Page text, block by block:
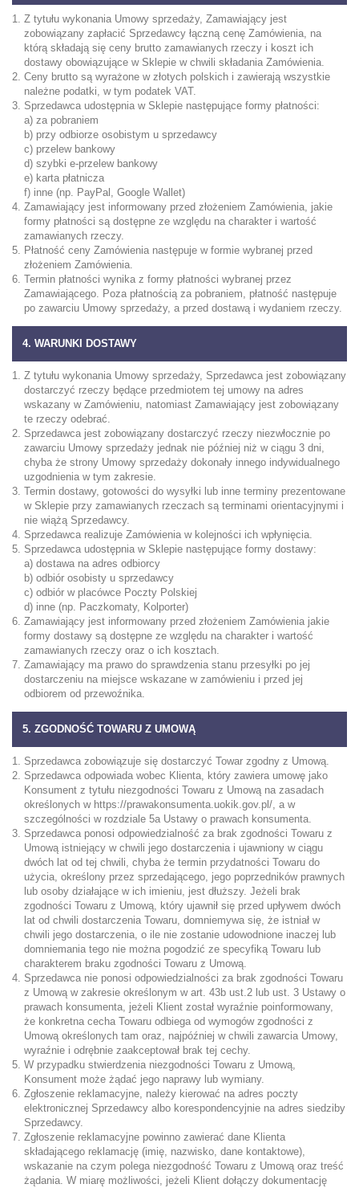
Z tytułu wykonania Umowy sprzedaży, Zamawiający jest
zobowiązany zapłacić Sprzedawcy łączną cenę Zamówienia, na
którą składają się ceny brutto zamawianych rzeczy i koszt ich
dostawy obowiązujące w Sklepie w chwili składania Zamówienia.
Ceny brutto są wyrażone w złotych polskich i zawierają wszystkie
należne podatki, w tym podatek VAT.
Sprzedawca udostępnia w Sklepie następujące formy płatności:
a) za pobraniem
b) przy odbiorze osobistym u sprzedawcy
c) przelew bankowy
d) szybki e-przelew bankowy
e) karta płatnicza
f) inne (np. PayPal, Google Wallet)
Zamawiający jest informowany przed złożeniem Zamówienia, jakie
formy płatności są dostępne ze względu na charakter i wartość
zamawianych rzeczy.
Płatność ceny Zamówienia następuje w formie wybranej przed
złożeniem Zamówienia.
Termin płatności wynika z formy płatności wybranej przez
Zamawiającego. Poza płatnością za pobraniem, płatność następuje
po zawarciu Umowy sprzedaży, a przed dostawą i wydaniem rzeczy.
4. WARUNKI DOSTAWY
Z tytułu wykonania Umowy sprzedaży, Sprzedawca jest zobowiązany
dostarczyć rzeczy będące przedmiotem tej umowy na adres
wskazany w Zamówieniu, natomiast Zamawiający jest zobowiązany
te rzeczy odebrać.
Sprzedawca jest zobowiązany dostarczyć rzeczy niezwłocznie po
zawarciu Umowy sprzedaży jednak nie później niż w ciągu 3 dni,
chyba że strony Umowy sprzedaży dokonały innego indywidualnego
uzgodnienia w tym zakresie.
Termin dostawy, gotowości do wysyłki lub inne terminy prezentowane
w Sklepie przy zamawianych rzeczach są terminami orientacyjnymi i
nie wiążą Sprzedawcy.
Sprzedawca realizuje Zamówienia w kolejności ich wpłynięcia.
Sprzedawca udostępnia w Sklepie następujące formy dostawy:
a) dostawa na adres odbiorcy
b) odbiór osobisty u sprzedawcy
c) odbiór w placówce Poczty Polskiej
d) inne (np. Paczkomaty, Kolporter)
Zamawiający jest informowany przed złożeniem Zamówienia jakie
formy dostawy są dostępne ze względu na charakter i wartość
zamawianych rzeczy oraz o ich kosztach.
Zamawiający ma prawo do sprawdzenia stanu przesyłki po jej
dostarczeniu na miejsce wskazane w zamówieniu i przed jej
odbiorem od przewoźnika.
5. ZGODNOŚĆ TOWARU Z UMOWĄ
Sprzedawca zobowiązuje się dostarczyć Towar zgodny z Umową.
Sprzedawca odpowiada wobec Klienta, który zawiera umowę jako
Konsument z tytułu niezgodności Towaru z Umową na zasadach
określonych w https://prawakonsumenta.uokik.gov.pl/, a w
szczególności w rozdziale 5a Ustawy o prawach konsumenta.
Sprzedawca ponosi odpowiedzialność za brak zgodności Towaru z
Umową istniejący w chwili jego dostarczenia i ujawniony w ciągu
dwóch lat od tej chwili, chyba że termin przydatności Towaru do
użycia, określony przez sprzedającego, jego poprzedników prawnych
lub osoby działające w ich imieniu, jest dłuższy. Jeżeli brak
zgodności Towaru z Umową, który ujawnił się przed upływem dwóch
lat od chwili dostarczenia Towaru, domniemywa się, że istniał w
chwili jego dostarczenia, o ile nie zostanie udowodnione inaczej lub
domniemania tego nie można pogodzić ze specyfiką Towaru lub
charakterem braku zgodności Towaru z Umową.
Sprzedawca nie ponosi odpowiedzialności za brak zgodności Towaru
z Umową w zakresie określonym w art. 43b ust.2 lub ust. 3 Ustawy o
prawach konsumenta, jeżeli Klient został wyraźnie poinformowany,
że konkretna cecha Towaru odbiega od wymogów zgodności z
Umową określonych tam oraz, najpóźniej w chwili zawarcia Umowy,
wyraźnie i odrębnie zaakceptował brak tej cechy.
W przypadku stwierdzenia niezgodności Towaru z Umową,
Konsument może żądać jego naprawy lub wymiany.
Zgłoszenie reklamacyjne, należy kierować na adres poczty
elektronicznej Sprzedawcy albo korespondencyjnie na adres siedziby
Sprzedawcy.
Zgłoszenie reklamacyjne powinno zawierać dane Klienta
składającego reklamację (imię, nazwisko, dane kontaktowe),
wskazanie na czym polega niezgodność Towaru z Umową oraz treść
żądania. W miarę możliwości, jeżeli Klient dołączy dokumentację